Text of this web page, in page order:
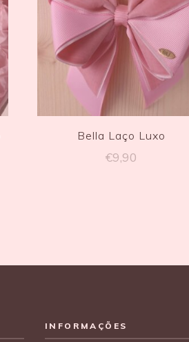
Bella Laço Luxo
€9,90
INFORMAÇÕES